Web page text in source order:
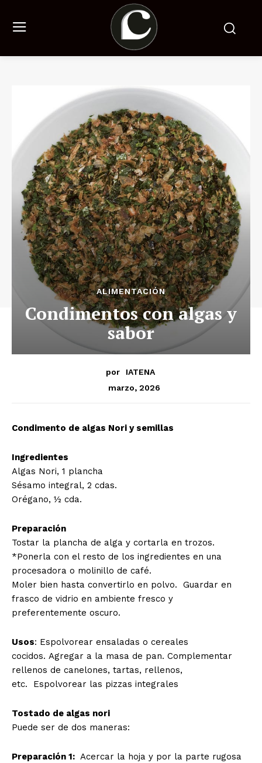
ALIMENTACIÓN
Condimentos con algas y
sabor
por
IATENA
marzo, 2026
Condimento de algas Nori y semillas
Ingredientes
Algas Nori, 1 plancha
Sésamo integral, 2 cdas.
Orégano, ½ cda.
Preparación
Tostar la plancha de alga y cortarla en trozos.
*Ponerla con el resto de los ingredientes en una
procesadora o molinillo de café.
Moler bien hasta convertirlo en polvo. Guardar en
frasco de vidrio en ambiente fresco y
preferentemente oscuro.
Usos: Espolvorear ensaladas o cereales
cocidos. Agregar a la masa de pan. Complementar
rellenos de canelones, tartas, rellenos,
etc. Espolvorear las pizzas integrales
Tostado de algas nori
Puede ser de dos maneras:
Preparación 1: Acercar la hoja y por la parte rugosa